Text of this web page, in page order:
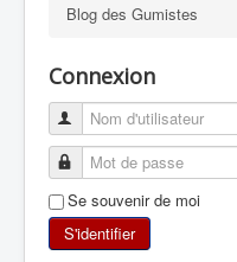
TOUT SUR LE GUMS
ESCALADE
ALPINISME
SKI DE RANDONNÉE
Blog des Gumistes
Connexion
Se souvenir de moi
S'identifier